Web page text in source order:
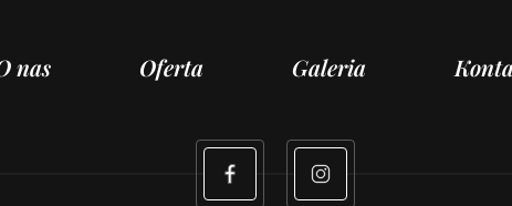
nas Oferta Galeria